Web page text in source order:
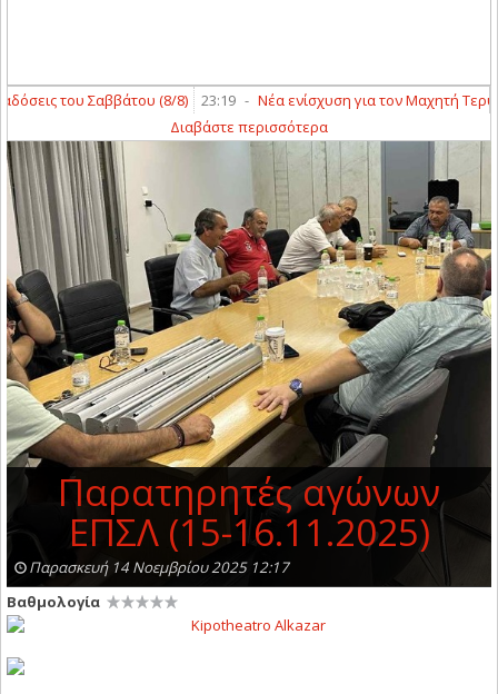
του Σαββάτου (8/8) 23:19 -
Νέα ενίσχυση για τον Μαχητή
Διαβάστε περισσότερα
Παρατηρητές αγώνων
ΕΠΣΛ (15-16.11.2025)
Παρασκευή 14 Νοεμβρίου 2025 12:17
Βαθμολογία